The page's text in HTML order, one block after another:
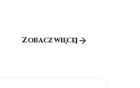
Zobacz więcej